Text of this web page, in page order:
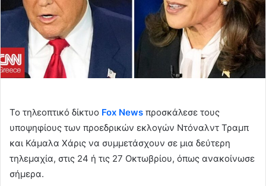
Το τηλεοπτικό δίκτυο Fox News προσκάλεσε τους
υποψηφίους των προεδρικών εκλογών Ντόναλντ Τραμπ
και Κάμαλα Χάρις να συμμετάσχουν σε μια δεύτερη
τηλεμαχία, στις 24 ή τις 27 Οκτωβρίου, όπως ανακοίνωσε
σήμερα.